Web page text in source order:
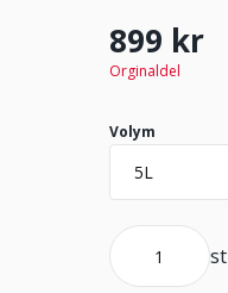
899 kr
Orginaldel
Volym
st